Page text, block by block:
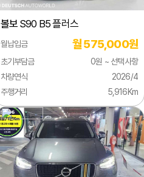
로터스
롤스로이스
링컨
마세라티
마이바흐
마쯔다
맥라렌
740
760
850
940
볼보S90 B5 플러스
월납입금 월 575,000원
초기부담금
0원 ~ 선택사항
차량연식
2026/4
주행거리
5,916Km